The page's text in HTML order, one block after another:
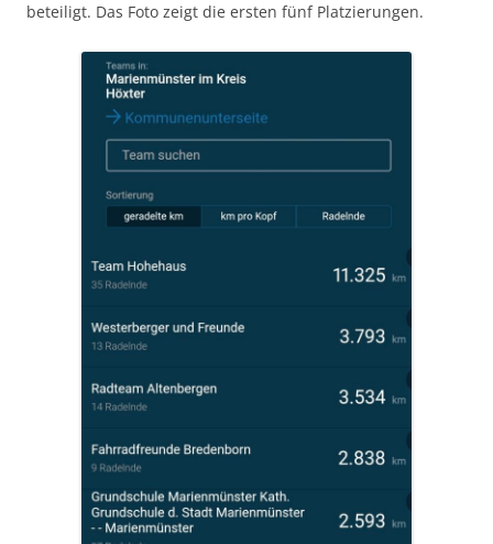
beteiligt. Das Foto zeigt die ersten fünf Platzierungen.